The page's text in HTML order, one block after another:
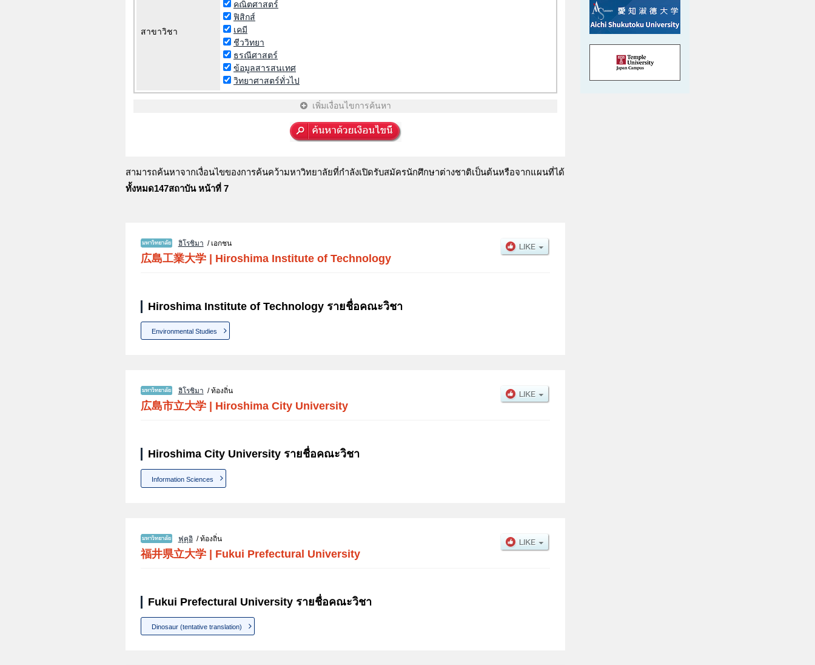
สาขาวิชา
คณิตศาสตร์
ฟิสิกส์
เคมี
ชีววิทยา
ธรณีศาสตร์
ข้อมูลสารสนเทศ
วิทยาศาสตร์ทั่วไป
เพิ่มเงื่อนไขการค้นหา
สามารถค้นหาจากเงื่อนไขของการค้นคว้ามหาวิทยาลัยที่กำลังเปิดรับสมัครนักศึกษาต่างชาติเป็นต้นหรือจากแผนที่ได้
ทั้งหมด147สถาบัน หน้าที่ 7
ฮิโรชิมา / เอกชน
広島工業大学 Hiroshima Institute of Technology
Hiroshima Institute of Technology รายชื่อคณะวิชา
Environmental Studies
ฮิโรชิมา / ท้องถิ่น
広島市立大学 Hiroshima City University
Hiroshima City University รายชื่อคณะวิชา
Information Sciences
ฟุคุอิ/ ท้องถิ่น
福井県立大学 | Fukui Prefectural University
Fukui Prefectural University รายชื่อคณะวิชา
Dinosaur (tentative translation)